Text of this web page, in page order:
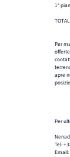
1°
Per
apre
Per
Tel: